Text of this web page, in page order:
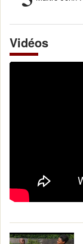
Vidéos